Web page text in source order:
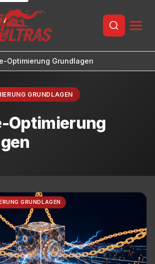
Optimierung Grundlagen
GRUNDLAGEN
Optimierung
GRUNDLAGEN